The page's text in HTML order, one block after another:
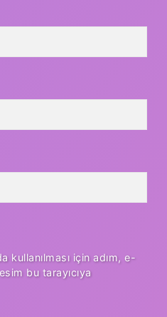
kullanılması için adım, e-
bu tarayıcıya